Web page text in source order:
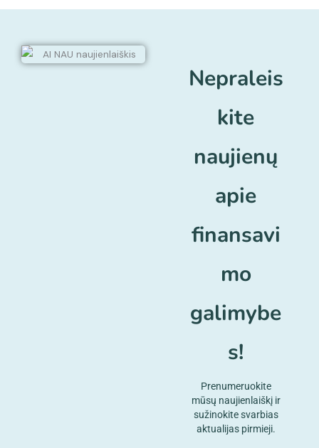
Nepraleis
kite
naujienų
apie
finansavi
mo
galimybe
s!
Prenumeruokite
mūsų naujienlaiškį ir
sužinokite svarbias
aktualijas pirmieji.